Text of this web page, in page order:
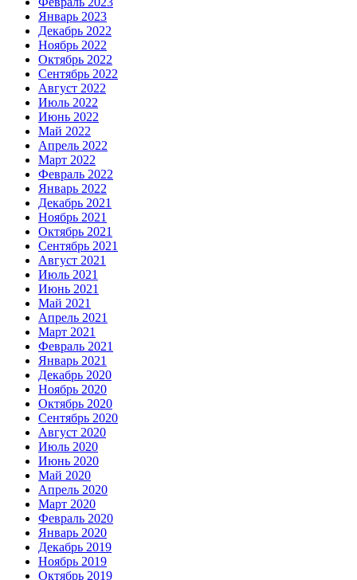
Январь 2023
Декабрь 2022
Ноябрь 2022
Октябрь 2022
Сентябрь 2022
Август 2022
Июль 2022
Июнь 2022
Май 2022
Апрель 2022
Март 2022
Февраль 2022
Январь 2022
Декабрь 2021
Ноябрь 2021
Октябрь 2021
Сентябрь 2021
Август 2021
Июль 2021
Июнь 2021
Май 2021
Апрель 2021
Март 2021
Февраль 2021
Январь 2021
Декабрь 2020
Ноябрь 2020
Октябрь 2020
Сентябрь 2020
Август 2020
Июль 2020
Июнь 2020
Май 2020
Апрель 2020
Март 2020
Февраль 2020
Январь 2020
Декабрь 2019
Ноябрь 2019
Октябрь 2019